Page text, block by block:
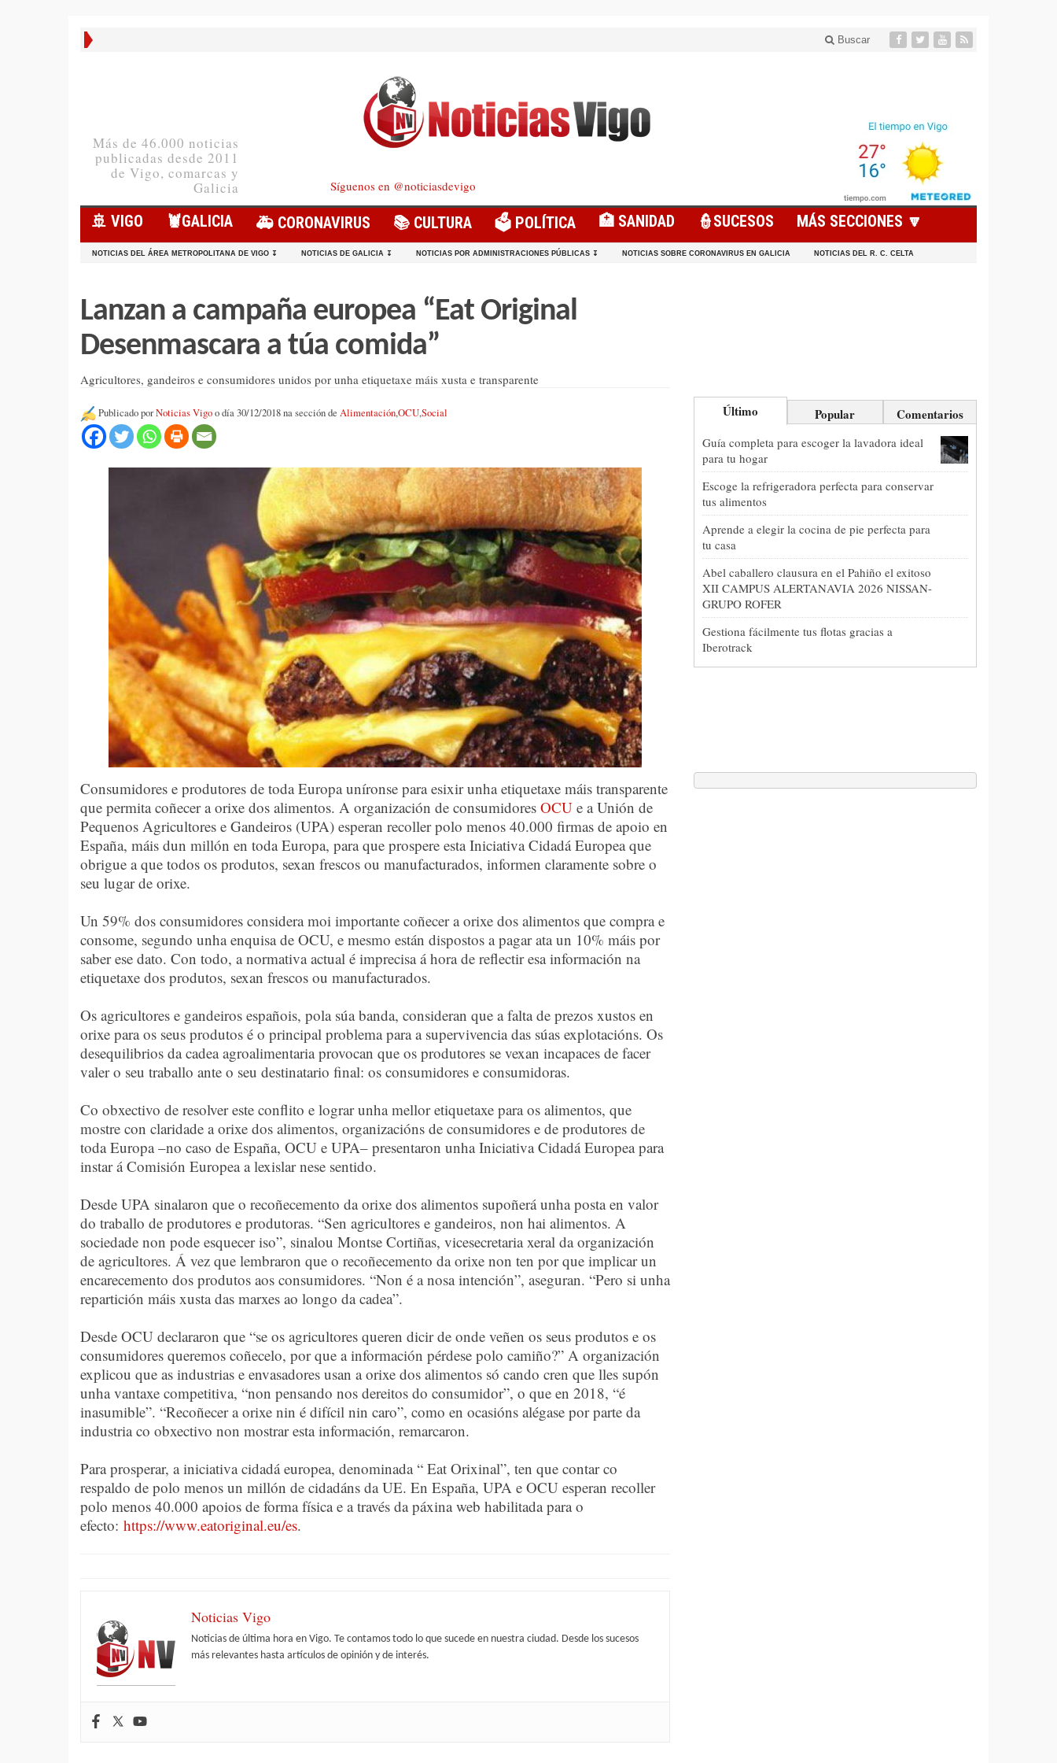
Buscar
Más de 46.000 noticias
publicadas desde 2011
de Vigo, comarcas y
Galicia
Síguenos en @noticiasdevigo
🚢 VIGO 🦞️GALICIA 🚑 CORONAVIRUS 📚 CULTURA 🗳️ POLÍTICA 🏥 SANIDAD 👮SUCESOS MÁS SECCIONES 🔽
NOTICIAS DEL ÁREA METROPOLITANA DE VIGO ↧ NOTICIAS DE GALICIA ↧ NOTICIAS POR ADMINISTRACIONES PÚBLICAS ↧ NOTICIAS SOBRE CORONAVIRUS EN GALICIA NOTICIAS DEL R. C. CELTA
Lanzan a campaña europea “Eat Original
Desenmascara a túa comida”
Agricultores, gandeiros e consumidores unidos por unha etiquetaxe máis xusta e transparente
Publicado porNoticias Vigoo día 30/12/2018 na sección de Alimentación,OCU,Social
Consumidores e produtores de toda Europa uníronse para esixir unha etiquetaxe máis transparente
que permita coñecer a orixe dos alimentos. A organización de consumidores OCU e a Unión de
Pequenos Agricultores e Gandeiros (UPA) esperan recoller polo menos 40.000 firmas de apoio en
España, máis dun millón en toda Europa, para que prospere esta Iniciativa Cidadá Europea que
obrigue a que todos os produtos, sexan frescos ou manufacturados, informen claramente sobre o
seu lugar de orixe.
Un 59% dos consumidores considera moi importante coñecer a orixe dos alimentos que compra e
consome, segundo unha enquisa de OCU, e mesmo están dispostos a pagar ata un 10% máis por
saber ese dato. Con todo, a normativa actual é imprecisa á hora de reflectir esa información na
etiquetaxe dos produtos, sexan frescos ou manufacturados.
Os agricultores e gandeiros españois, pola súa banda, consideran que a falta de prezos xustos en
orixe para os seus produtos é o principal problema para a supervivencia das súas explotacións. Os
desequilibrios da cadea agroalimentaria provocan que os produtores se vexan incapaces de facer
valer o seu traballo ante o seu destinatario final: os consumidores e consumidoras.
Co obxectivo de resolver este conflito e lograr unha mellor etiquetaxe para os alimentos, que
mostre con claridade a orixe dos alimentos, organizacións de consumidores e de produtores de
toda Europa –no caso de España, OCU e UPA– presentaron unha Iniciativa Cidadá Europea para
instar á Comisión Europea a lexislar nese sentido.
Desde UPA sinalaron que o recoñecemento da orixe dos alimentos supoñerá unha posta en valor
do traballo de produtores e produtoras. “Sen agricultores e gandeiros, non hai alimentos. A
sociedade non pode esquecer iso”, sinalou Montse Cortiñas, vicesecretaria xeral da organización
de agricultores. Á vez que lembraron que o recoñecemento da orixe non ten por que implicar un
encarecemento dos produtos aos consumidores. “Non é a nosa intención”, aseguran. “Pero si unha
repartición máis xusta das marxes ao longo da cadea”.
Desde OCU declararon que “se os agricultores queren dicir de onde veñen os seus produtos e os
consumidores queremos coñecelo, por que a información pérdese polo camiño?” A organización
explicou que as industrias e envasadores usan a orixe dos alimentos só cando cren que lles supón
unha vantaxe competitiva, “non pensando nos dereitos do consumidor”, o que en 2018, “é
inasumible”. “Recoñecer a orixe nin é difícil nin caro”, como en ocasións alégase por parte da
industria co obxectivo non mostrar esta información, remarcaron.
Para prosperar, a iniciativa cidadá europea, denominada “ Eat Orixinal”, ten que contar co
respaldo de polo menos un millón de cidadáns da UE. En España, UPA e OCU esperan recoller
polo menos 40.000 apoios de forma física e a través da páxina web habilitada para o
efecto: https://www.eatoriginal.eu/es.
Noticias Vigo
Noticias de última hora en Vigo. Te contamos todo lo que sucede en nuestra ciudad. Desde los sucesos
más relevantes hasta artículos de opinión y de interés.
Último Popular Comentarios
Guía completa para escoger la lavadora ideal
para tu hogar
Escoge la refrigeradora perfecta para conservar
tus alimentos
Aprende a elegir la cocina de pie perfecta para
tu casa
Abel caballero clausura en el Pahiño el exitoso
XII CAMPUS ALERTANAVIA 2026 NISSAN-
GRUPO ROFER
Gestiona fácilmente tus flotas gracias a
Iberotrack